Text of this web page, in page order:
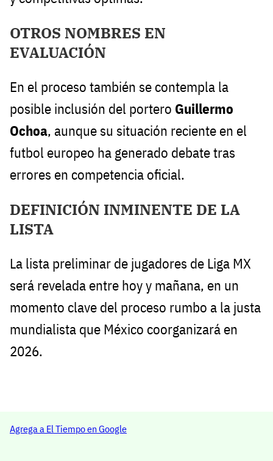
OTROS NOMBRES EN
EVALUACIÓN
En el proceso también se contempla la
posible inclusión del portero Guillermo
Ochoa, aunque su situación reciente en el
futbol europeo ha generado debate tras
errores en competencia oficial.
DEFINICIÓN INMINENTE DE LA
LISTA
La lista preliminar de jugadores de Liga MX
será revelada entre hoy y mañana, en un
momento clave del proceso rumbo a la justa
mundialista que México coorganizará en
2026.
Agrega a El Tiempo en Google